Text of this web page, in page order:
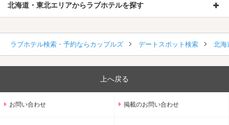
北海道・東北エリアからラブホテルを探す
ラブホテル検索・予約ならカップルズ デートスポット検索 北海
上へ戻る
お問い合わせ 掲載のお問い合わせ